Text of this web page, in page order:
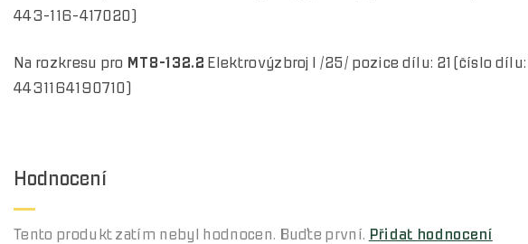
443-116-417020)
Na rozkresu pro MT8-132.2 Elektrovýzbroj I /25/ pozice dílu: 21 (číslo dílu:
4431164190710)
Hodnocení
Tento produkt zatím nebyl hodnocen. Buďte první. Přidat hodnocení